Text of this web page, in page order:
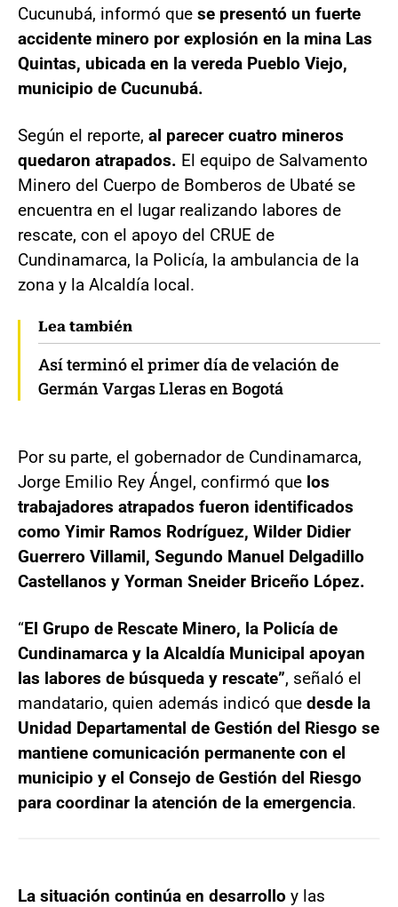
Cucunubá, informó que se presentó un fuerte
accidente minero por explosión en la mina Las
Quintas, ubicada en la vereda Pueblo Viejo,
municipio de Cucunubá.
Según el reporte, al parecer cuatro mineros
quedaron atrapados. El equipo de Salvamento
Minero del Cuerpo de Bomberos de Ubaté se
encuentra en el lugar realizando labores de
rescate, con el apoyo del CRUE de
Cundinamarca, la Policía, la ambulancia de la
zona y la Alcaldía local.
Lea también
Así terminó el primer día de velación de
Germán Vargas Lleras en Bogotá
Por su parte, el gobernador de Cundinamarca,
Jorge Emilio Rey Ángel, confirmó que los
trabajadores atrapados fueron identificados
como Yimir Ramos Rodríguez, Wilder Didier
Guerrero Villamil, Segundo Manuel Delgadillo
Castellanos y Yorman Sneider Briceño López.
“El Grupo de Rescate Minero, la Policía de
Cundinamarca y la Alcaldía Municipal apoyan
las labores de búsqueda y rescate”, señaló el
mandatario, quien además indicó que desde la
Unidad Departamental de Gestión del Riesgo se
mantiene comunicación permanente con el
municipio y el Consejo de Gestión del Riesgo
para coordinar la atención de la emergencia.
La situación continúa en desarrollo y las